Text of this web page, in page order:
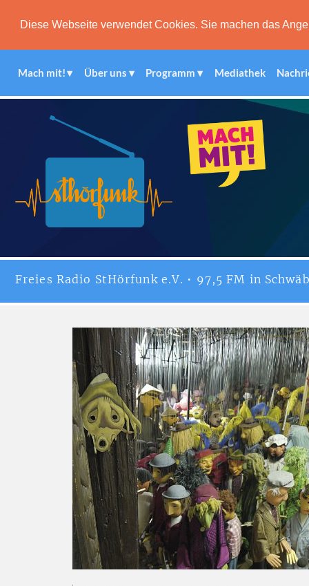
Diese Webseite verwendet Cookies. Sie machen das
Mach mit! Über uns Programm Mediathek
Freies Radio StHörfunke.V. • 97,5 FM in